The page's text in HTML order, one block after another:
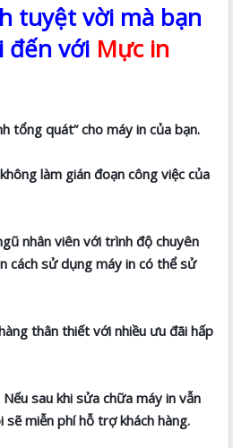
tuyệt vời mà bạn
đến với Mực in
tổng quát” cho máy in của bạn.
làm gián đoạn công việc của
nhân viên với trình độ chuyên
cách sử dụng máy in có thể sử
thân thiết với nhiều ưu đãi hấp
sau khi sửa chữa máy in vẫn
sẽ miễn phí hỗ trợ khách hàng.